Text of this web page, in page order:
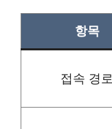
항목
접속 경로